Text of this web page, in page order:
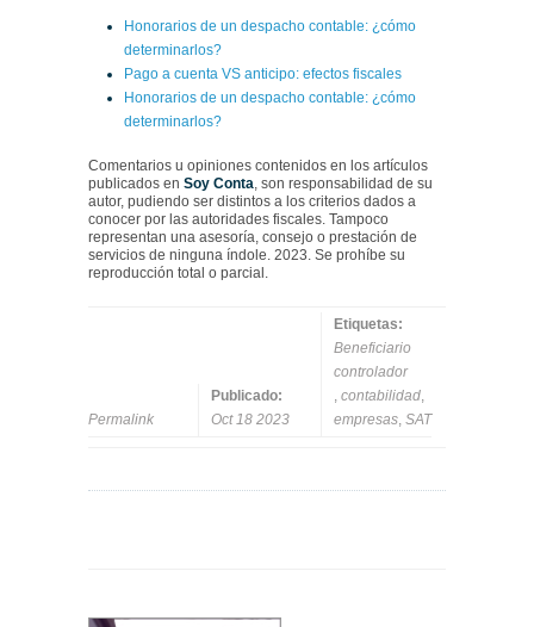
Honorarios de un despacho contable: ¿cómo
determinarlos?
Pago a cuenta VS anticipo: efectos fiscales
Honorarios de un despacho contable: ¿cómo
determinarlos?
Comentarios u opiniones contenidos en los artículos
publicados en Soy Conta , son responsabilidad de su
autor, pudiendo ser distintos a los criterios dados a
conocer por las autoridades fiscales. Tampoco
representan una asesoría, consejo o prestación de
servicios de ninguna índole. 2023. Se prohíbe su
reproducción total o parcial.
Permalink
Publicado:
Oct 18 2023
Etiquetas:
Beneficiario
controlador
contabilidad
empresas SAT